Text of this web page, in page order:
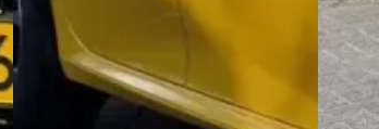
Vergelijk
Vergelijk